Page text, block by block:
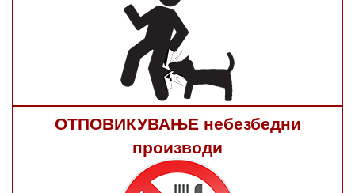
ОТПОВИКУВАЊЕ небезбедни
производи